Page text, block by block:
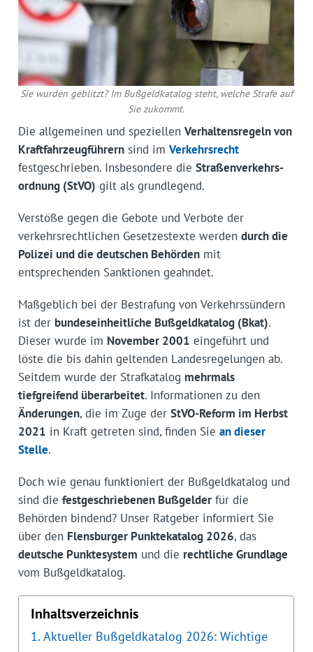
Sie wurden geblitzt? Im Bußgeldkatalog steht, welche Strafe auf
Sie zukommt.
Die allgemeinen und speziellen Verhaltensregeln von
Kraftfahrzeug­führernsind im Verkehrsrecht
festgeschrieben. Insbesondere die Straßenverkehrs­
ordnung (StVO) gilt als grundlegend.
Verstöße gegen die Gebote und Verbote der
verkehrsrechtlichen Gesetzestexte werden durch die
Polizei und die deutschen Behördenmit
entsprechenden Sanktionen geahndet.
Maßgeblich bei der Bestrafung von Verkehrssündern
ist der bundeseinheitliche Bußgeldkatalog (Bkat).
Dieser wurde im November 2001 eingeführt und
löste die bis dahin geltenden Landesregelungen ab.
Seitdem wurde der Strafkatalog mehrmals
tiefgreifend überarbeitet. Informationen zu den
Änderungen, die im Zuge der StVO-Reform im Herbst
2021 in Kraft getreten sind, finden Sie an dieser
Stelle.
Doch wie genau funktioniert der Bußgeldkatalog und
sind die festgeschriebenen Bußgelderfür die
Behörden bindend? Unser Ratgeber informiert Sie
über den Flensburger Punktekatalog 2026, das
deutsche Punktesystem und die rechtliche Grundlage
vom Bußgeldkatalog.
Inhaltsverzeichnis
Aktueller Bußgeldkatalog 2026: Wichtige